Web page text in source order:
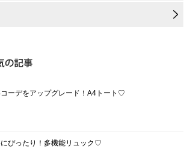
ーデをアップグレード！A4トート♡
ぴったり！多機能リュック♡